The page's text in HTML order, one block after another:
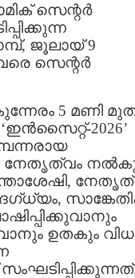
സെന്റർ
ജൂലായ് 9
സെന്റർ
5 മണി
2026’
നേതൃത്വം
ഉതകും